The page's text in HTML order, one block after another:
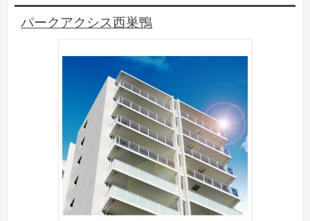
パークアクシス西巣鴨